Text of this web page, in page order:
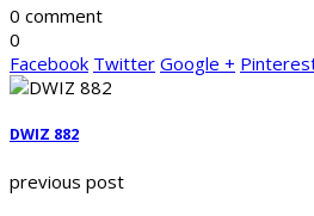
0 comment
0
Facebook Twitter Google +
DWIZ 882
previous post